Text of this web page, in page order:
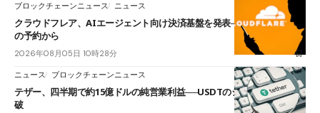
ブロックチェーンニュース ニュース
クラウドフレア、AIエージェント向け決済基盤を発表──まずハンドル名
の予約から
2026年08月05日 10時28分
ニュース ブロックチェーンニュース
テザー、四半期で約15億ドルの純営業利益──USDTのシェアは60%を突
破